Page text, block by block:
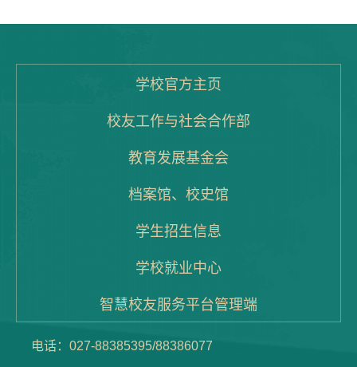
学校官方主页
校友工作与社会合作部
教育发展基金会
档案馆、校史馆
学生招生信息
学校就业中心
智慧校友服务平台管理端
电话：027-88385395/88386077